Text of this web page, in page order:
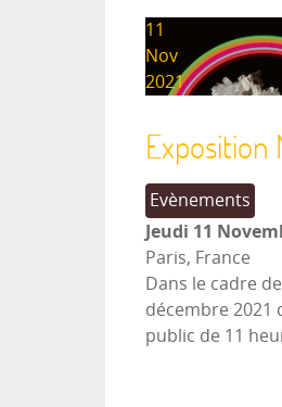
11
Nov
2021
Exposition
Evènements
Jeudi 11
Paris, France
Dans le cadre
décembre 2021
public de 11